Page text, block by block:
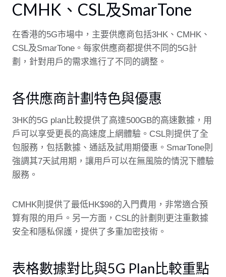
CMHK、CSL及SmarTone
在香港的5G市場中，主要供應商包括3HK、CMHK、
CSL及SmarTone。每家供應商都提供不同的5G計
劃，針對用戶的需求進行了不同的調整。
各供應商計劃特色與優惠
3HK的5G plan比較提供了高達500GB的高速數據，用
戶可以享受更長的高速度上網體驗。CSL則提供了全
包服務，包括數據、通話及試用期優惠。SmarTone則
強調其7天試用期，讓用戶可以在無風險的情況下體驗
服務。
CMHK則提供了最低HK$98的入門費用，非常適合預
算有限的用戶。另一方面，CSL的計劃則更注重數據
安全和隱私保護，提供了多重加密技術。
表格數據對比與5G Plan比較重點